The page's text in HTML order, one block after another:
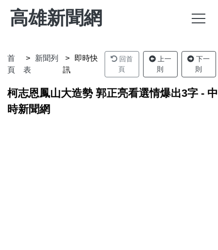
高雄新聞網
首
頁
新聞列
表
即時快
訊
回首
頁
上一
則
下一
則
柯志恩鳳山大造勢 郭正亮看選情爆出3字 - 中
時新聞網